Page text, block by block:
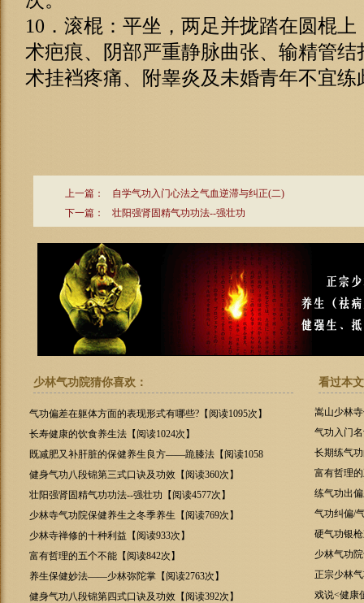
10．滚棍：平坐，两足并拢踏在圆棍
术疤痕、阴部严重静脉曲张、输精管
术挂裆疼痛、附睾炎及未婚青年不宜
上一篇：
自学气功入门心法之气血逆滞与纠正(二)
下一篇：
壮阳强肾固精气功功法--强壮功
少林气功院猜你喜欢：
气功偏差在躯体方面的表现形式有哪些?【阅读1095次】
长寿健康的饮食养生法【阅读1024次】
既减肥又补肝脏的保健养生良方——跪膝法【阅读1058
次】
健身气功八段锦第三式口诀及功效【阅读360次】
壮阳强肾固精气功功法--强壮功【阅读4577次】
少林寺气功院保健养生之冬季养生【阅读769次】
少林寺禅修的十种利益【阅读933次】
富有哲理的五个不能【阅读842次】
养生保健妙法——少林弥陀掌【阅读2763次】
健身气功八段锦第四式口诀及功效【阅读392次】
看过本
嵩山少林
气功入门
长期练气
富有哲理
练气功出
气功纠偏/
硬气功银
少林气功
正宗少林
戏说<健康